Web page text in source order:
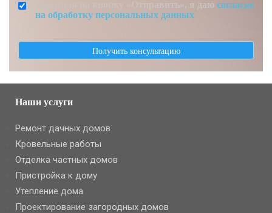
Нажимая на кнопку «Отправить», я даю согласие
на обработку персональных данных
Наши услуги
Ремонт дачных домов
Кровельные работы
Отделка частных домов
Пристройка к дому
Утепление дома
Проектирование загородных домов